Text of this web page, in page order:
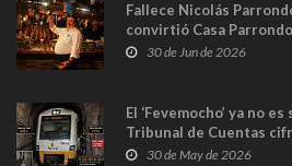
Fallece Nicolás
convirtió Casa
en Madrid
30 de Jun de 2026
El ‘Fevemocho’ ya no
Tribunal de Cuentas
sobrecoste de los
30 de May de 2026